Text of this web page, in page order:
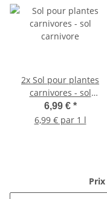
2x Sol pour plantes
carnivores - sol
carnivore
6,99 € *
6,99 € par 1 l